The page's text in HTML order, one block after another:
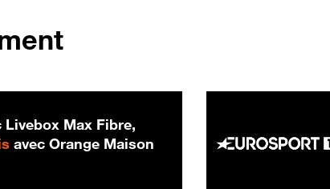
Livebox Max Fibre,
20 € par mois
avec Orange Maison